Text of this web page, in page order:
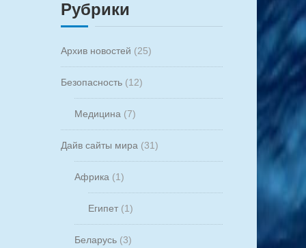
Рубрики
Архив новостей (25)
Безопасность(12)
Медицина (7)
Дайв сайты мира (31)
Африка (1)
Египет(1)
Беларусь(3)